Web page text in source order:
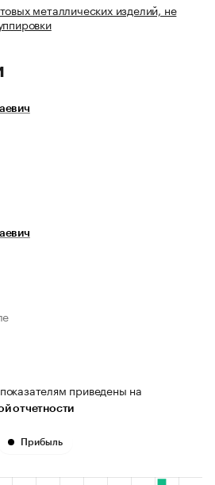
металлических изделий, не
приведены на
отчетности
Прибыль